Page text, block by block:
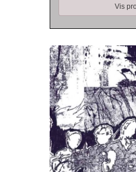
Vis